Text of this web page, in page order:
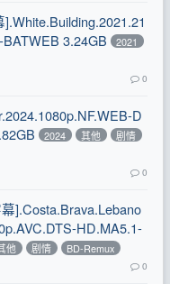
3.24GB
2021
0
D
2024 其他
剧情
0
].Costa.Brava.Lebano
HD.MA5.1-
他 剧情 BD-Remux
0